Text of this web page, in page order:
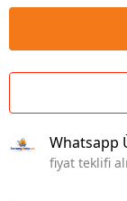
Whatsapp
fiyat teklifi